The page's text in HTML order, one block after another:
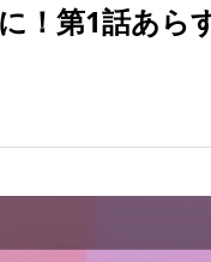
！第1話あら